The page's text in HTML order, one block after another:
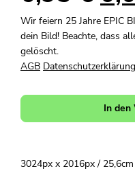
Wir feiern 25 Jahre EPIC
dein Bild! Beachte, dass
gelöscht.
AGB Datenschutzerklärung
In den
3024px x 2016px /